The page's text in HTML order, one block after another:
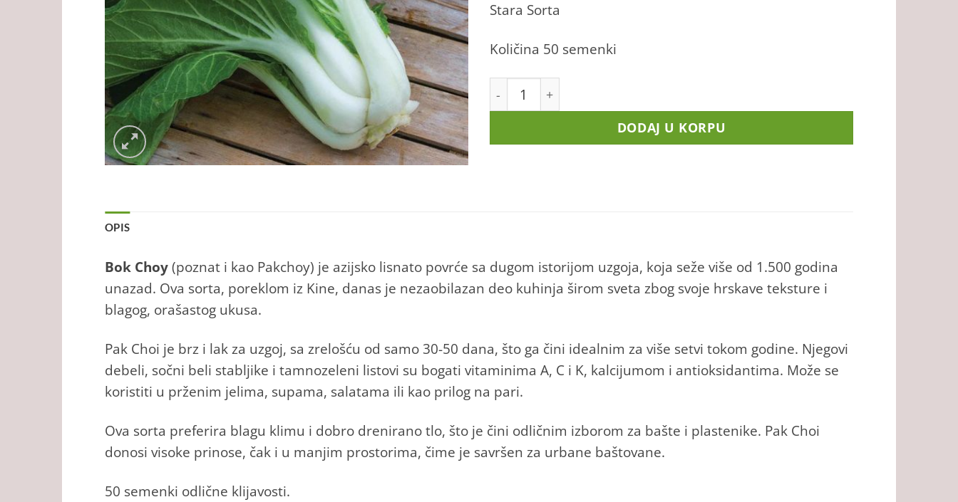
Stara Sorta
Količina 50 semenki
Bok Choy - Pak Choi količina
DODAJ U KORPU
OPIS
Bok Choy(poznat i kao Pakchoy) je azijsko lisnato povrće sa dugom istorijom uzgoja, koja seže više od 1.500 godina
unazad. Ova sorta, poreklom iz Kine, danas je nezaobilazan deo kuhinja širom sveta zbog svoje hrskave teksture i
blagog, orašastog ukusa.
Pak Choi je brz i lak za uzgoj, sa zrelošću od samo 30-50 dana, što ga čini idealnim za više setvi tokom godine. Njegovi
debeli, sočni beli stabljike i tamnozeleni listovi su bogati vitaminima A, C i K, kalcijumom i antioksidantima. Može se
koristiti u prženim jelima, supama, salatama ili kao prilog na pari.
Ova sorta preferira blagu klimu i dobro drenirano tlo, što je čini odličnim izborom za bašte i plastenike. Pak Choi
donosi visoke prinose, čak i u manjim prostorima, čime je savršen za urbane baštovane.
50 semenki odlične klijavosti.